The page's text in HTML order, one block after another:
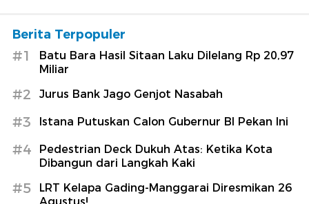
Berita Terpopuler
#1
Batu Bara Hasil Sitaan Laku Dilelang Rp 20,97
Miliar
#2 Jurus Bank Jago Genjot Nasabah
#3 Istana Putuskan Calon Gubernur BI Pekan Ini
#4
Pedestrian Deck Dukuh Atas: Ketika Kota
Dibangun dari Langkah Kaki
#5
LRT Kelapa Gading-Manggarai Diresmikan 26
Agustus!